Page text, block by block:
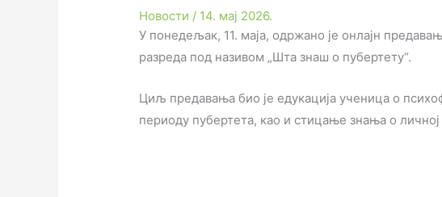
Новости / 14. мај 2026.
У понедељак, 11. маја, одржано је онлајн
разреда под називом „Шта знаш о пубертету“.
Циљ предавања био је едукација ученица о
периоду пубертета, као и стицање знања о